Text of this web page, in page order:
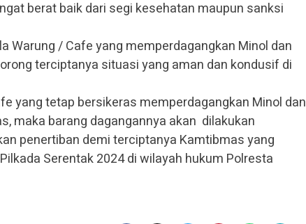
berat baik dari segi kesehatan maupun sanksi
Warung / Cafe yang memperdagangkan Minol dan
terciptanya situasi yang aman dan kondusif di
yang tetap bersikeras memperdagangkan Minol dan
maka barang dagangannya akan dilakukan
penertiban demi terciptanya Kamtibmas yang
Serentak 2024 di wilayah hukum Polresta